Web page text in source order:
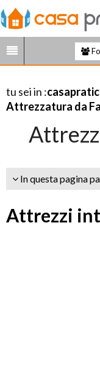
tu sei in :
Attrezzatura da
In questa pagina
Attrezzi